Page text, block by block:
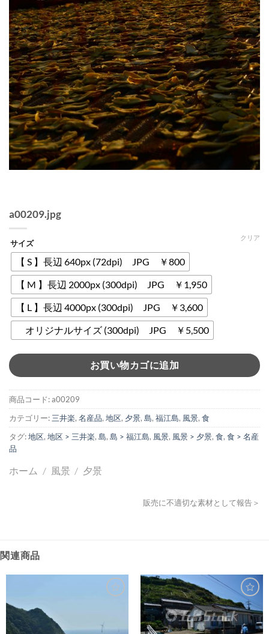
a00209.jpg
サイズ
【 S 】長辺 640px (72dpi) JPG ￥800
【 M 】長辺 2000px (300dpi) JPG ￥1,950
【 L 】長辺 4000px (300dpi) JPG ￥3,600
オリジナルサイズ (300dpi) JPG ￥5,500
クリア
お買い物カゴに追加
商品コード:a00209
カテゴリー: 三井楽, 名産品, 地区, 夕景, 島, 福江島, 風景, 食
タグ:地区, 地区 > 三井楽, 島, 島 > 福江島, 風景, 風景 > 夕景, 食, 食 > 名産
品
ホーム / 風景 / 夕景
販売に不適切な素材として報告＞
関連商品